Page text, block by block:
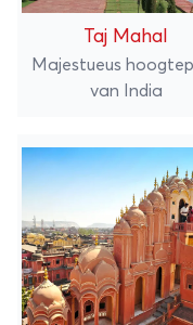
Taj Mahal
Majestueus
van India